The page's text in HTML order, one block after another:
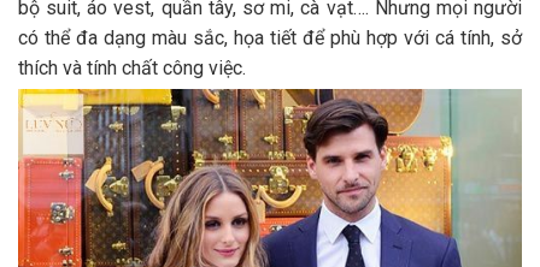
bộ suit, áo vest, quần tây, sơ mi, cà vạt…. Nhưng mọi người
có thể đa dạng màu sắc, họa tiết để phù hợp với cá tính, sở
thích và tính chất công việc.